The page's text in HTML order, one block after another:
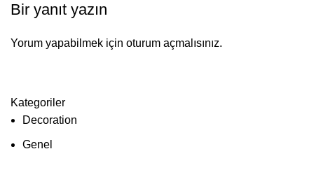
Bir yanıt yazın
Yorum yapabilmek için oturum açmalısınız.
Kategoriler
Decoration
Genel